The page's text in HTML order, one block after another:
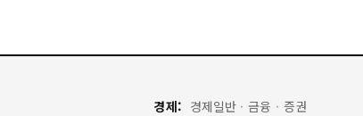
경제: 경제일반 · 금융 · 증권